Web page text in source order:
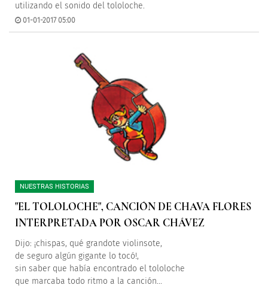
utilizando el sonido del tololoche.
01-01-2017 05:00
NUESTRAS HISTORIAS
"EL TOLOLOCHE", CANCIÓN DE CHAVA FLORES
INTERPRETADA POR OSCAR CHÁVEZ
Dijo: ¡chispas, qué grandote violinsote,
de seguro algún gigante lo tocó!,
sin saber que había encontrado el tololoche
que marcaba todo ritmo a la canción...